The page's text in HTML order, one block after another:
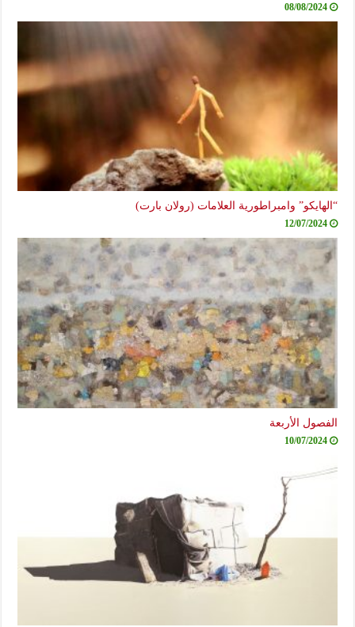
08/08/2024
“الهايكو” وامبراطورية العلامات (رولان بارت)
12/07/2024
الفصول الأربعة
10/07/2024